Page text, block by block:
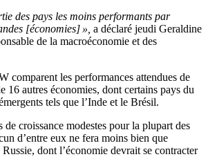
des pays les moins performants par
[économies] », a déclaré jeudi Geraldine
de la macroéconomie et des
comparent les performances attendues de
16 autres économies, dont certains pays du
tels que l’Inde et le Brésil.
croissance modestes pour la plupart des
d’entre eux ne fera moins bien que
dont l’économie devrait se contracter